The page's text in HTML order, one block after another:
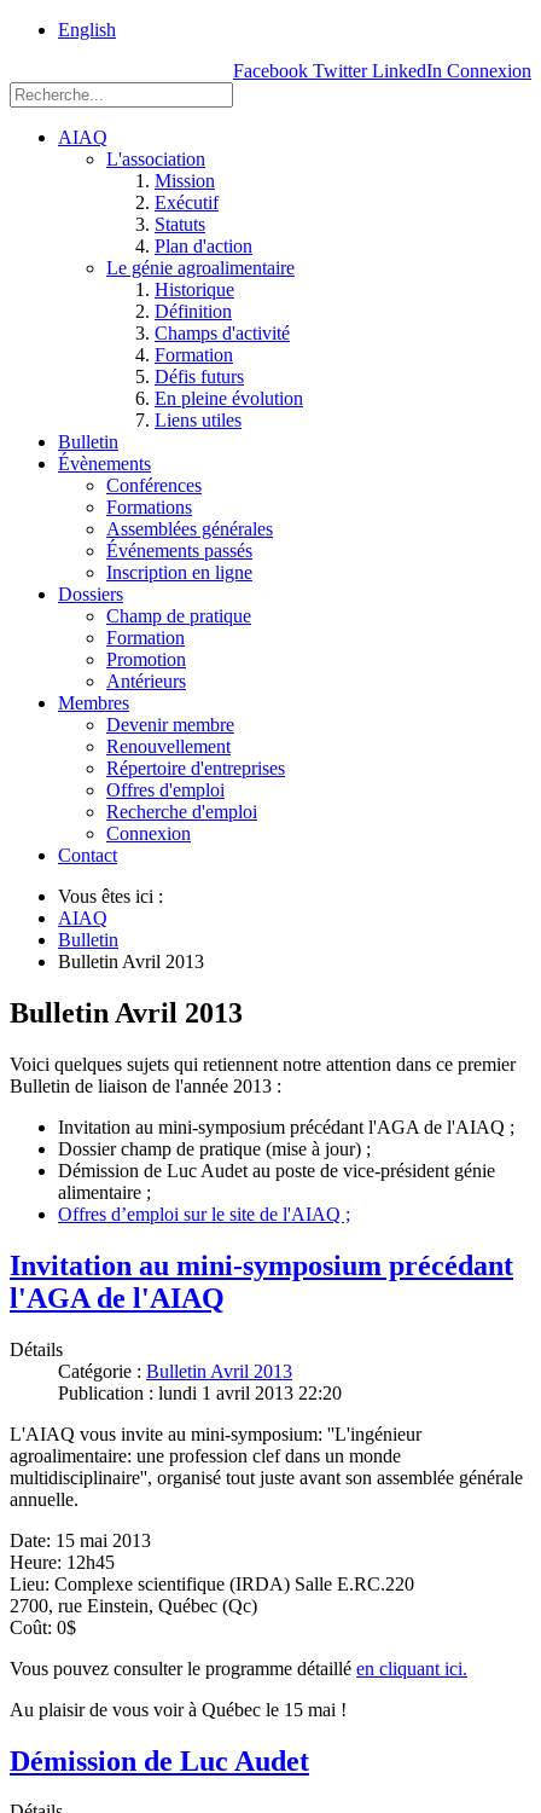
English
Facebook Twitter LinkedIn Connexion
AIAQ
L'association
Mission
Exécutif
Statuts
Plan d'action
Le génie agroalimentaire
Historique
Définition
Champs d'activité
Formation
Défis futurs
En pleine évolution
Liens utiles
Bulletin
Évènements
Conférences
Formations
Assemblées générales
Événements passés
Inscription en ligne
Dossiers
Champ de pratique
Formation
Promotion
Antérieurs
Membres
Devenir membre
Renouvellement
Répertoire d'entreprises
Offres d'emploi
Recherche d'emploi
Connexion
Contact
Vous êtes ici :
AIAQ
Bulletin
Bulletin Avril 2013
Bulletin Avril 2013
Voici quelques sujets qui retiennent notre attention dans ce premier
Bulletin de liaison de l'année 2013 :
Invitation au mini-symposium précédant l'AGA de l'AIAQ ;
Dossier champ de pratique (mise à jour) ;
Démission de Luc Audet au poste de vice-président génie
alimentaire ;
Offres d’emploi sur le site de l'AIAQ ;
Invitation au mini-symposium précédant
l'AGA de l'AIAQ
Détails
Catégorie : Bulletin Avril 2013
Publication : lundi 1 avril 2013 22:20
L'AIAQ vous invite au mini-symposium: ''L'ingénieur
agroalimentaire: une profession clef dans un monde
multidisciplinaire'', organisé tout juste avant son assemblée générale
annuelle.
Date: 15 mai 2013
Heure: 12h45
Lieu: Complexe scientifique (IRDA) Salle E.RC.220
2700, rue Einstein, Québec (Qc)
Coût: 0$
Vous pouvez consulter le programme détaillé en cliquant ici.
Au plaisir de vous voir à Québec le 15 mai !
Démission de Luc Audet
Einstein, Québec
G1P